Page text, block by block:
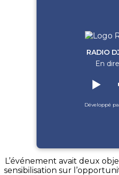
RADIO
En
▶️
Développé
L’événement avait deux
sensibilisation sur